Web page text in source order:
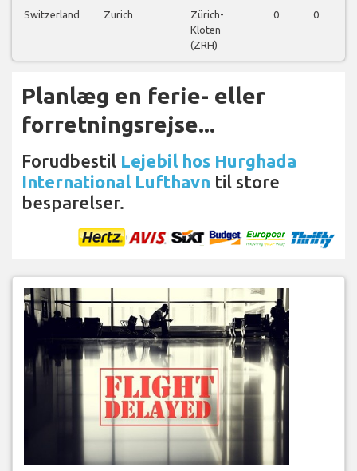
Switzerland Zurich
Zürich-
Kloten
(ZRH)
0 0
Planlæg en ferie- eller
forretningsrejse...
Forudbestil Lejebil hos Hurghada
International Lufthavn til store
besparelser.